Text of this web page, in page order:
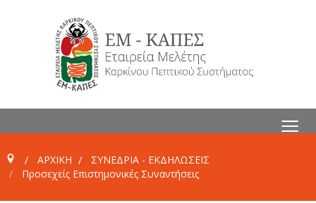
≡
ΑΡΧΙΚΗ
ΣΥΝΕΔΡΙΑ - ΕΚΔΗΛΩΣΕΙΣ
Προσεχείς Επιστημονικές Συναντήσεις